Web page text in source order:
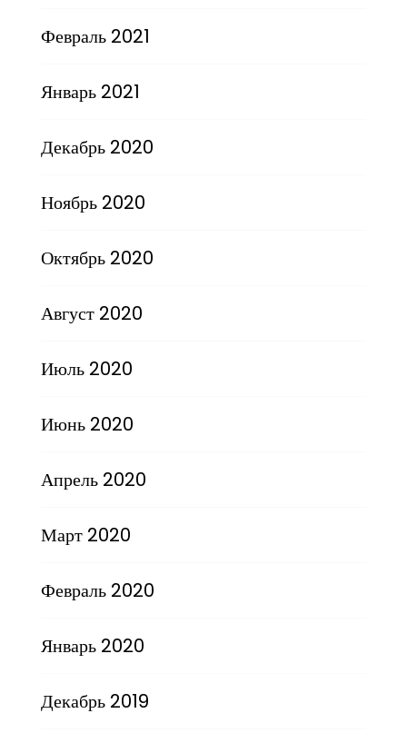
Февраль 2021
Январь 2021
Декабрь 2020
Ноябрь 2020
Октябрь 2020
Август 2020
Июль 2020
Июнь 2020
Апрель 2020
Март 2020
Февраль 2020
Январь 2020
Декабрь 2019